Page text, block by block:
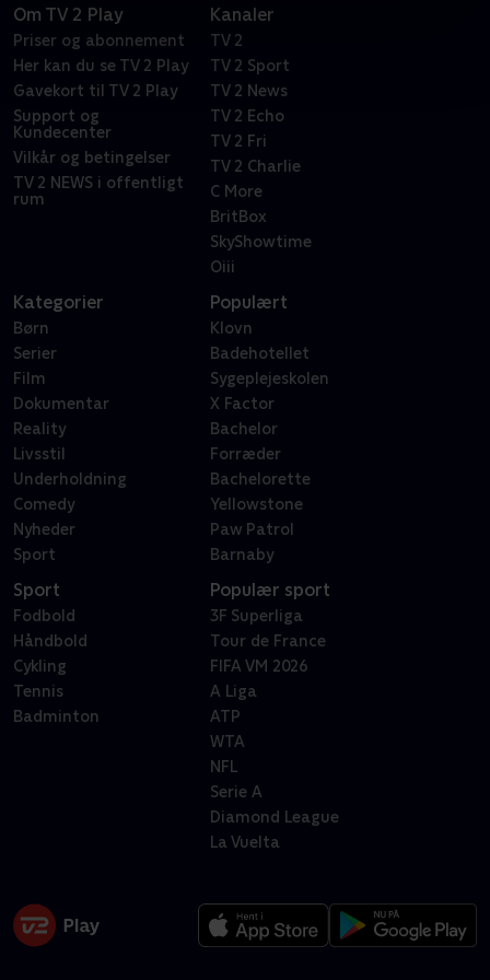
Om TV 2 Play
Priser og abonnement
Her kan du se TV 2 Play
Gavekort til TV 2 Play
Support og
Kundecenter
Vilkår og betingelser
TV 2 NEWS i offentligt
rum
Kanaler
TV 2
TV 2 Sport
TV 2 News
TV 2 Echo
TV 2 Fri
TV 2 Charlie
C More
BritBox
SkyShowtime
Oiii
Kategorier
Børn
Serier
Film
Dokumentar
Reality
Livsstil
Underholdning
Comedy
Nyheder
Sport
Populært
Klovn
Badehotellet
Sygeplejeskolen
X Factor
Bachelor
Forræder
Bachelorette
Yellowstone
Paw Patrol
Barnaby
Sport
Fodbold
Håndbold
Cykling
Tennis
Badminton
Populær sport
3F Superliga
Tour de France
FIFA VM 2026
A Liga
ATP
WTA
NFL
Serie A
Diamond League
La Vuelta